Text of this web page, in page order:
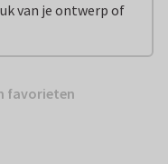
van je ontwerp of
favorieten